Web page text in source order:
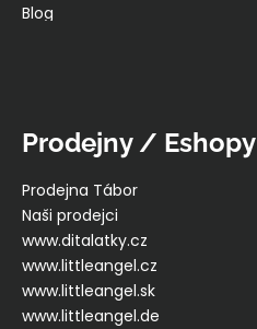
Blog
Prodejny / Eshopy
Prodejna Tábor
Naši prodejci
www.ditalatky.cz
www.littleangel.cz
www.littleangel.sk
www.littleangel.de